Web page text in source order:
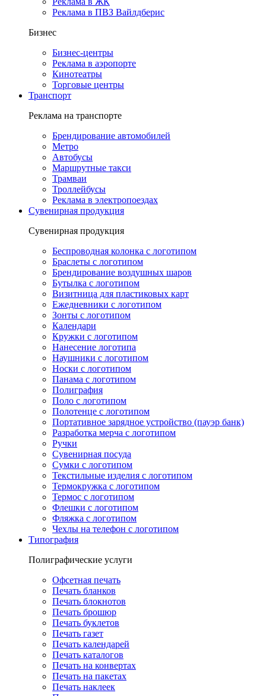
Реклама в ПВЗ Вайлдберис
Бизнес
Бизнес-центры
Реклама в аэропорте
Кинотеатры
Торговые центры
Транспорт
Реклама на транспорте
Брендирование автомобилей
Метро
Автобусы
Маршрутные такси
Трамваи
Троллейбусы
Реклама в электропоездах
Сувенирная продукция
Сувенирная продукция
Беспроводная колонка с логотипом
Браслеты с логотипом
Брендирование воздушных шаров
Бутылка с логотипом
Визитница для пластиковых карт
Ежедневники с логотипом
Зонты с логотипом
Календари
Кружки с логотипом
Нанесение логотипа
Наушники с логотипом
Носки с логотипом
Панама с логотипом
Полиграфия
Поло с логотипом
Полотенце с логотипом
Портативное зарядное устройство (пауэр банк)
Разработка мерча с логотипом
Ручки
Сувенирная посуда
Сумки с логотипом
Текстильные изделия с логотипом
Термокружка с логотипом
Термос с логотипом
Флешки с логотипом
Фляжка с логотипом
Чехлы на телефон с логотипом
Типография
Полиграфические услуги
Офсетная печать
Печать бланков
Печать блокнотов
Печать брошюр
Печать буклетов
Печать газет
Печать календарей
Печать каталогов
Печать на конвертах
Печать на пакетах
Печать наклеек